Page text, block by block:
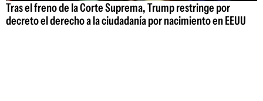
Tras el freno de la Corte Suprema, Trump restringe por
decreto el derecho a la ciudadanía por nacimiento en EEUU